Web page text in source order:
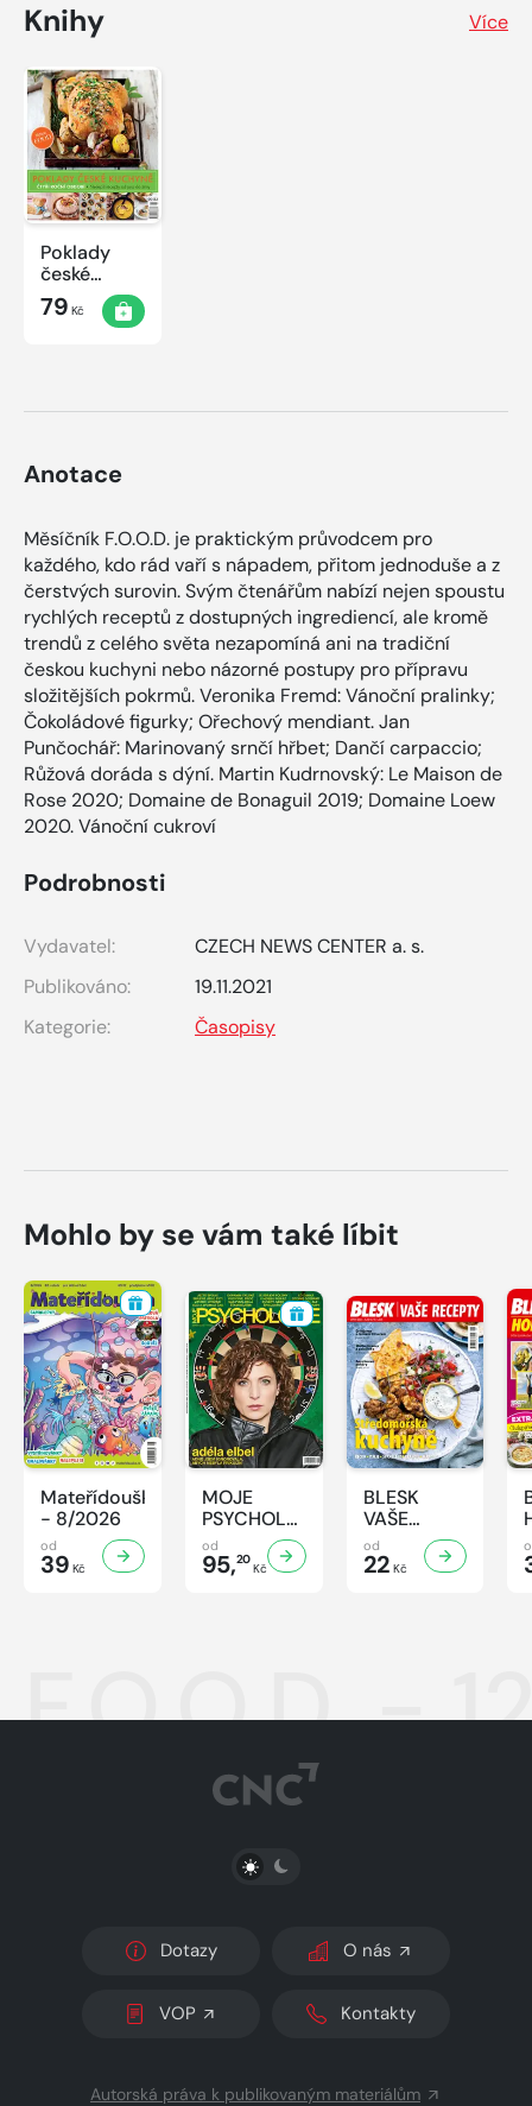
Knihy Více
Poklady
české
kuchyně
79 Kč
Anotace
Měsíčník F.O.O.D. je praktickým průvodcem pro
každého, kdo rád vaří s nápadem, přitom jednoduše a z
čerstvých surovin. Svým čtenářům nabízí nejen spoustu
rychlých receptů z dostupných ingrediencí, ale kromě
trendů z celého světa nezapomíná ani na tradiční
českou kuchyni nebo názorné postupy pro přípravu
složitějších pokrmů. Veronika Fremd: Vánoční pralinky;
Čokoládové figurky; Ořechový mendiant. Jan
Punčochář: Marinovaný srnčí hřbet; Dančí carpaccio;
Růžová doráda s dýní. Martin Kudrnovský: Le Maison de
Rose 2020; Domaine de Bonaguil 2019; Domaine Loew
2020. Vánoční cukroví
Podrobnosti
Vydavatel:
CZECH NEWS CENTER a. s.
Publikováno:
19.11.2021
Kategorie:
Časopisy
Mohlo by se vám také líbit
Mateřídouška
- 8/2026
od
39 Kč
MOJE
PSYCHOLOGIE
- 8/2026
od
95,20
Kč
BLESK
VAŠE
RECEPTY -
8/2026
od
22 Kč
F.O.O.D. -
PŘEPNOUT SVĚTLÝ/TMAVÝ REŽIM
Dotazy O nás
VOP Kontakty
Autorská práva k publikovaným materiálům